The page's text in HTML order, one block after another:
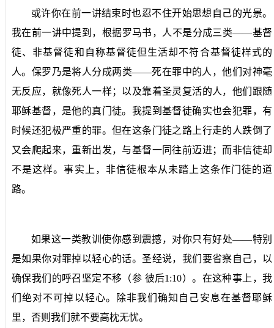
或许你在前一讲结束时也忍不住开始思想自己的光景。
我在前一讲中提到，根据罗马书，人不是分成三类——基督
徒、非基督徒和自称基督徒但生活却不符合基督徒样式的
人。保罗乃是将人分成两类——死在罪中的人，他们对神毫
无反应，就像死人一样；以及靠着圣灵复活的人，他们跟随
耶稣基督，是他的真门徒。我提到基督徒确实也会犯罪，有
时候还犯极严重的罪。但在这条门徒之路上行走的人跌倒了
又会爬起来，重新出发，与基督一同往前迈进；而非信徒却
不是这样。事实上，非信徒根本从未踏上这条作门徒的道
路。
如果这一类教训使你感到震撼，对你只有好处——特别
是如果你对罪掉以轻心的话。圣经说，我们要省察自己，以
确保我们的呼召坚定不移（参 彼后1:10）。在这种事上，我
们绝对不可掉以轻心。除非我们确知自己安息在基督耶稣
里，否则我们就不要高枕无忧。